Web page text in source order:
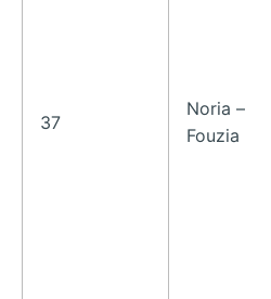
37
Noria –
Fouzia